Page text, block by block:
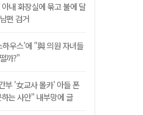
내 화장실에 묶고 불에 달
편 검거
하우스'에 "與 의원 자녀들
까?"
부 '女교사 몰카' 아들 폰
는 사안" 내부망에 글